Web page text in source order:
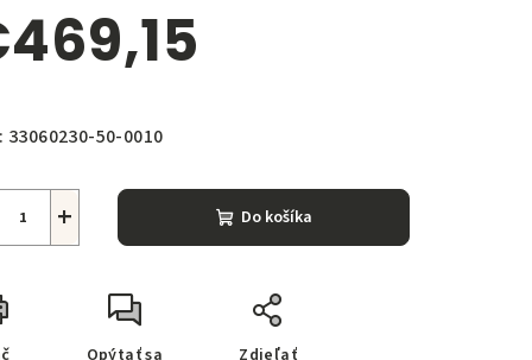
33060230-50-0010
+ Do košíka